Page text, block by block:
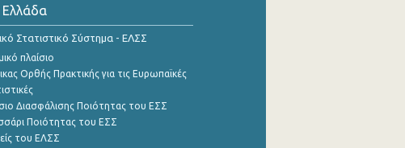
Ελλάδα
Στατιστικό Σύστημα - ΕΛΣΣ
πλαίσιο
Ορθής Πρακτικής για τις Ευρωπαϊκές
Διασφάλισης Ποιότητας του ΕΣΣ
Ποιότητας του ΕΣΣ
του ΕΛΣΣ